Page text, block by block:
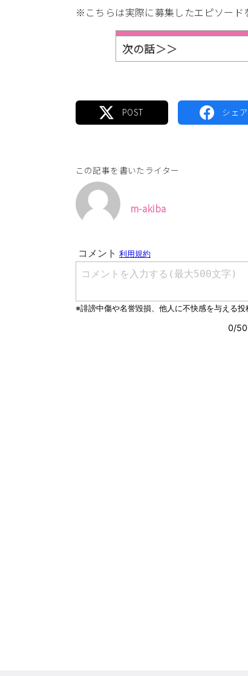
※こちらは実際に募集したエピソード
次の話＞＞
この記事を書いたライター
m-akiba